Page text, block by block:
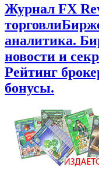
Журнал FX
торговли
аналитика.
новости и
Рейтинг
бонусы.